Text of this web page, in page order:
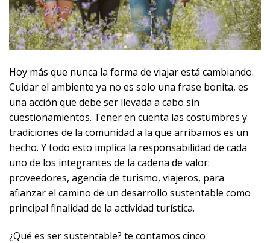
Hoy más que nunca la forma de viajar está cambiando.
Cuidar el ambiente ya no es solo una frase bonita, es
una acción que debe ser llevada a cabo sin
cuestionamientos. Tener en cuenta las costumbres y
tradiciones de la comunidad a la que arribamos es un
hecho. Y todo esto implica la responsabilidad de cada
uno de los integrantes de la cadena de valor:
proveedores, agencia de turismo, viajeros, para
afianzar el camino de un desarrollo sustentable como
principal finalidad de la actividad turística.
¿Qué es ser sustentable? te contamos cinco